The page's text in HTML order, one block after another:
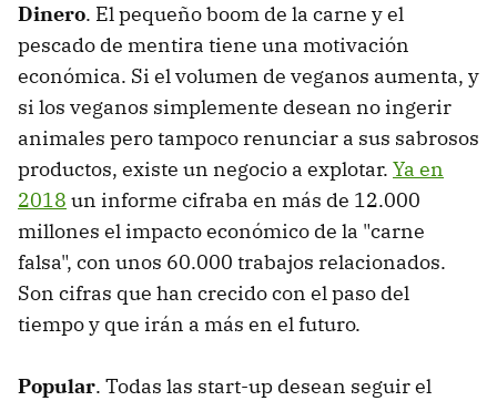
Dinero. El pequeño boom de la carne y el
pescado de mentira tiene una motivación
económica. Si el volumen de veganos aumenta, y
si los veganos simplemente desean no ingerir
animales pero tampoco renunciar a sus sabrosos
productos, existe un negocio a explotar. Ya en
2018 un informe cifraba en más de 12.000
millones el impacto económico de la "carne
falsa", con unos 60.000 trabajos relacionados.
Son cifras que han crecido con el paso del
tiempo y que irán a más en el futuro.
Popular. Todas las start-up desean seguir el